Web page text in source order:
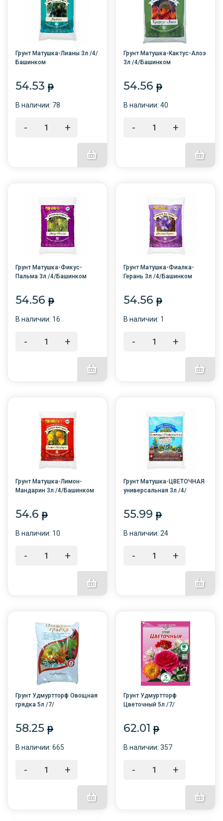
Грунт Матушка-Лианы 3л /4/
Башинком
54.53 p
В наличии: 78
- +
Грунт Матушка-Кактус-Алоэ
3л /4/Башинком
54.56p
В наличии: 40
- +
Грунт Матушка-Фикус-
Пальма 3л /4/Башинком
54.56 p
В наличии: 16
- +
Грунт Матушка-Фиалка-
Герань 3л /4/Башинком
54.56p
В наличии: 1
- +
Грунт Матушка-Лимон-
Мандарин 3л /4/Башинком
54.6 p
В наличии: 10
- +
Грунт Матушка-ЦВЕТОЧНАЯ
универсальная 3л /4/
55.99p
В наличии: 24
- +
Грунт Удмуртторф Овощная
грядка 5л /7/
58.25 p
В наличии: 665
- +
Грунт Удмуртторф
Цветочный 5л /7/
62.01p
В наличии: 357
- +